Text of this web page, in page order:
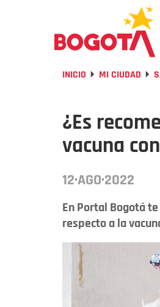
INICIO MI CIUDAD
¿Es
vacuna
12·AGO·2022
En Portal Bogotá
respecto a la